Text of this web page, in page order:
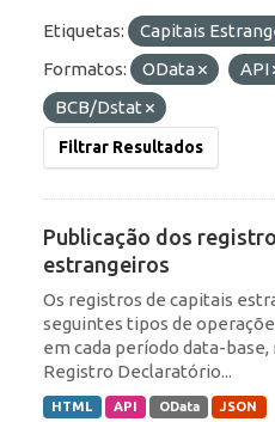
Etiquetas: Capitais
Formatos:
OData API
BCB/Dstat
Filtrar Resultados
Publicação dos
estrangeiros
Os registros de capitais
seguintes tipos de
em cada período data-
Registro Declaratório...
HTML API OData JSON